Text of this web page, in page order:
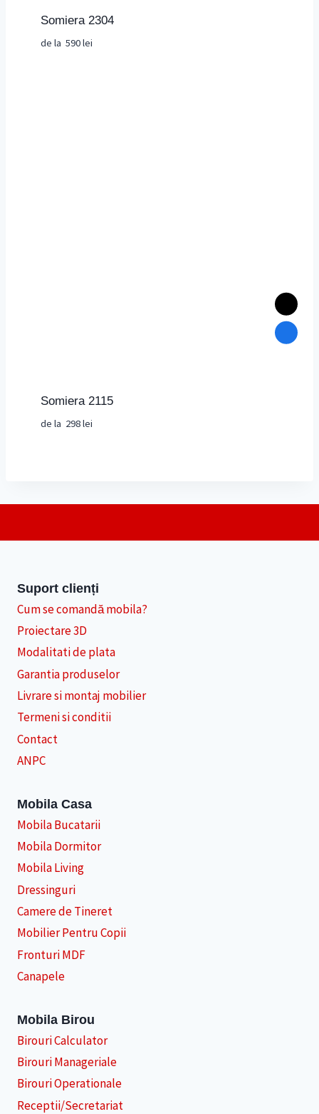
Somiera 2304
de la 590lei
Somiera 2115
de la 298lei
Suport clienți
Cum se comandă mobila?
Proiectare 3D
Modalitati de plata
Garantia produselor
Livrare si montaj mobilier
Termeni si conditii
Contact
ANPC
Mobila Casa
Mobila Bucatarii
Mobila Dormitor
Mobila Living
Dressinguri
Camere de Tineret
Mobilier Pentru Copii
Fronturi MDF
Canapele
Mobila Birou
Birouri Calculator
Birouri Manageriale
Birouri Operationale
Receptii/Secretariat